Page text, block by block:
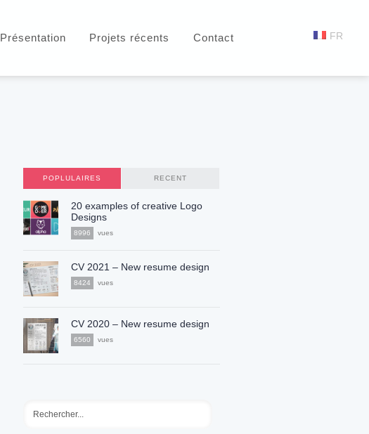
Présentation Projets récents Contact
POPLULAIRES RECENT
20 examples of creative Logo
Designs
8996 vues
CV 2021 – New resume design
8424 vues
CV 2020 – New resume design
6560 vues
FR